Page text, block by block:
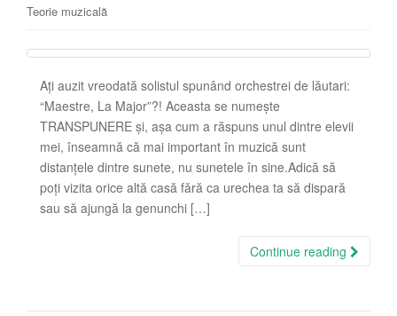
Teorie muzicală
Ați auzit vreodată solistul spunând orchestrei de lăutari:
“Maestre, La Major”?! Aceasta se numește
TRANSPUNERE și, așa cum a răspuns unul dintre elevii
mei, înseamnă că mai important în muzică sunt
distanțele dintre sunete, nu sunetele în sine.Adică să
poți vizita orice altă casă fără ca urechea ta să dispară
sau să ajungă la genunchi […]
Continue reading